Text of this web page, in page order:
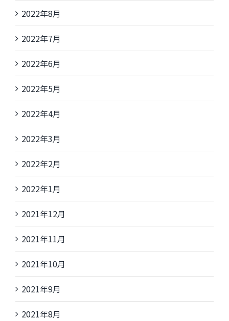
2022年8月
2022年7月
2022年6月
2022年5月
2022年4月
2022年3月
2022年2月
2022年1月
2021年12月
2021年11月
2021年10月
2021年9月
2021年8月